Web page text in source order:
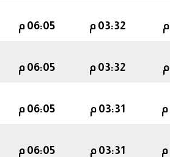
03:32 م 06:05 م
03:32 م 06:05 م
03:31 م 06:05 م
03:31 م 06:05 م